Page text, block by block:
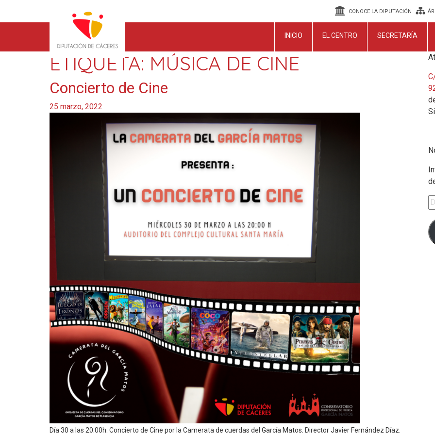
CONOCE LA DIPUTACIÓN
INICIO EL CENTRO SECRETARÍA
ETIQUETA: MÚSICA DE CINE
Concierto de Cine
25 marzo, 2022
Día 30 a las 20:00h: Concierto de Cine por la Camerata de cuerdas del García Matos. Director Javier Fernández Díaz.